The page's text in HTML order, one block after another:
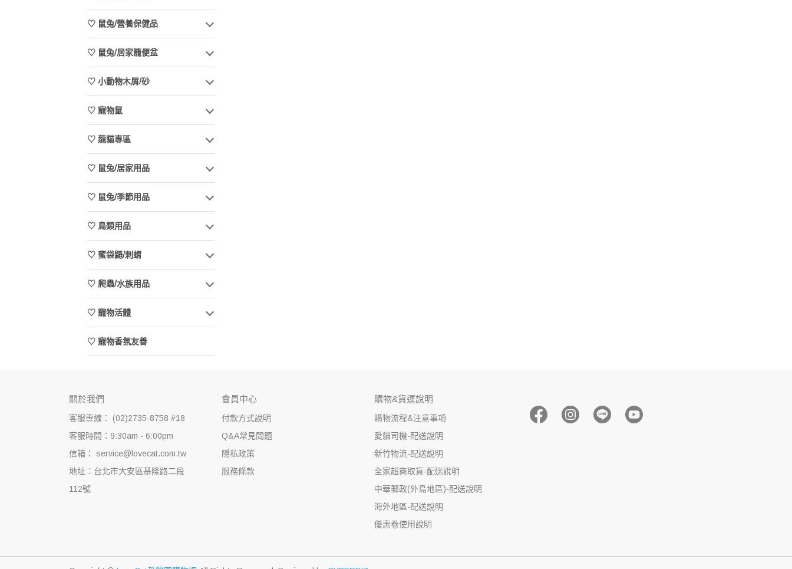
♡ 鼠兔/營養保健品
♡ 鼠兔/居家籠便盆
♡ 小動物木屑/砂
♡ 寵物鼠
♡ 龍貓專區
♡ 鼠兔/居家用品
♡ 鼠兔/季節用品
♡ 鳥類用品
♡ 蜜袋鼯/刺蝟
♡ 爬蟲/水族用品
♡ 寵物活體
♡ 寵物香氛友善
關於我們
客服專線： (02)2735-8758 #18
客服時間：9:30am - 6:00pm
信箱： service@lovecat.com.tw
地址：台北市大安區基隆路二段
112號
會員中心
付款方式說明
Q&A常見問題
隱私政策
服務條款
購物&貨運說明
購物流程&注意事項
愛貓司機-配送說明
新竹物流-配送說明
全家超商取貨-配送說明
中華郵政(外島地區)-配送說明
海外地區-配送說明
優惠卷使用說明